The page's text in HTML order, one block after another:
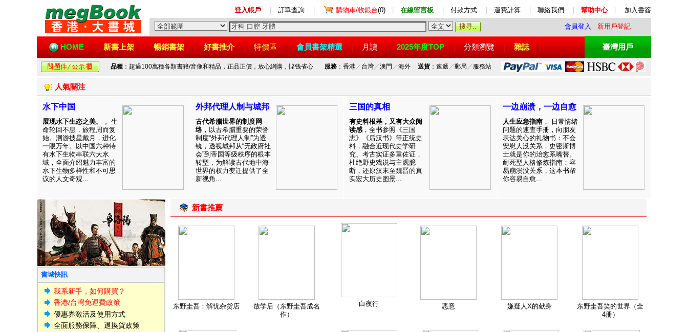
登入帳戶 訂單查詢 購物車/收銀台(0) 在線留言板 付款方式 運費計算 聯絡我們 幫助中心 加入書簽
會員登入 新用戶登記
HOME 新書上架 暢銷書架 好書推介 特價區 會員書架精選 月讀 2025年度TOP 分類瀏覽 雜誌 臺灣用戶
品種 ：超過100萬種各類書籍/音像和精品，正品正價，放心網購，悭钱省心 服務：香港／ 台灣／澳門 ／海外 送貨：速遞 ／郵局 ／ 服務站
人氣關注
水下中国
展现水下生态之美。 。生
命轮回不息，旅程周而复
始。洄游披星戴月，进化
一眼万年。以中国六种特
有水下生物串联六大水
域，全面介绍魅力丰富的
水下生物多样性和不可思
议的人文奇观...
外邦代理人制与城邦
古代希腊世界的制度网
络 ，以古希腊重要的荣誉
制度“外邦代理人制”为透
镜，透视城邦从“无政府社
会”到帝国等级秩序的根本
转型，为解读古代地中海
世界的权力变迁提供了全
新视角...
三国的真相
有史料根基，又有大众阅
读感 ，全书参照《三国
志》《后汉书》等正统史
料，融合近现代史学研
究、考古实证多重佐证，
杜绝野史戏说与主观臆
断，还原汉末至魏晋的真
实宏大历史图景...
一边崩溃，一边自愈
人生应急指南 ， 日常情绪
问题的速查手册，向朋友
表达关心的礼物书：不会
安慰人没关系，史密斯博
士就是你的治愈系嘴替。
耐死型人格修炼指南：容
易崩溃没关系，这本书帮
你容易自愈...
書城快訊
我系新手，如何購買？
香港/台灣免運費政策
優惠券激活及使用方式
全面服務保障、退換貨政策
新書推薦
东野圭吾：解忧杂货店
放学后（东野圭吾成名
作）
白夜行 恶意 嫌疑人X的献身
东野圭吾笑的世界（全
4册）